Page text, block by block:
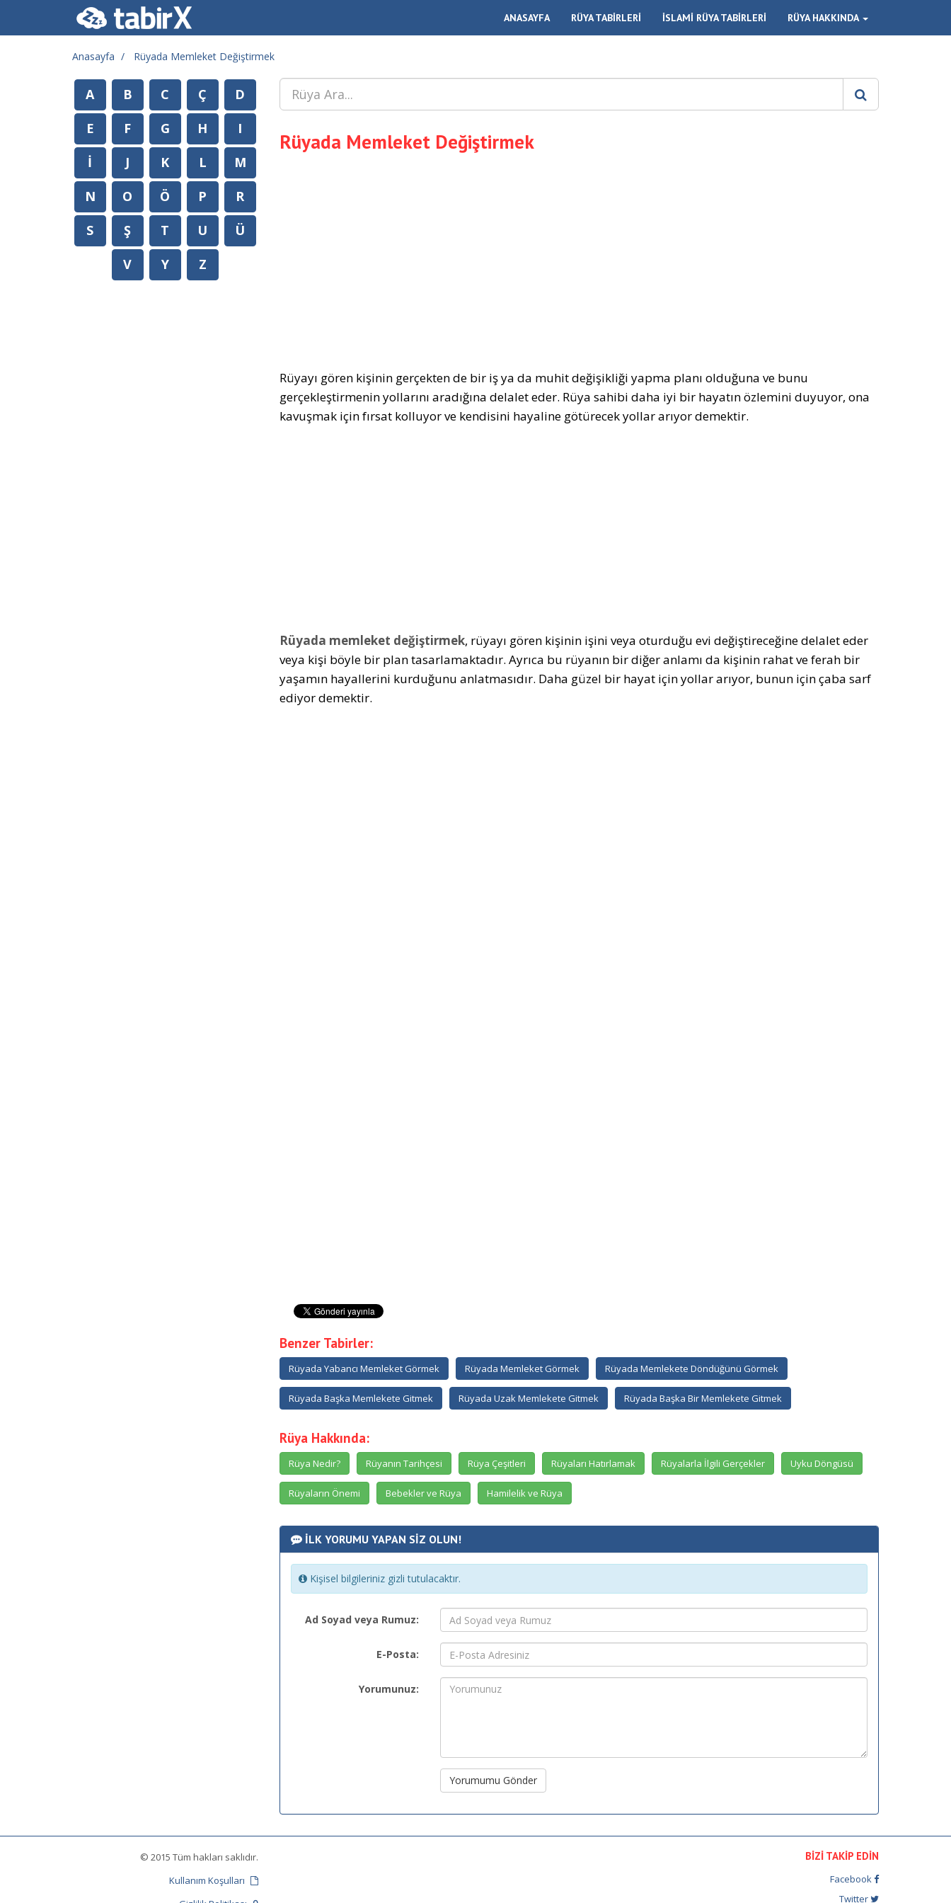
ANASAYFA RÜYA TABİRLERİ İSLAMİ RÜYA TABİRLERİ RÜYA HAKKINDA
Anasayfa Rüyada Memleket Değiştirmek
Rüyada Memleket Değiştirmek
Rüyayı gören kişinin gerçekten de bir iş ya da muhit değişikliği yapma planı olduğuna ve bunu
gerçekleştirmenin yollarını aradığına delalet eder. Rüya sahibi daha iyi bir hayatın özlemini duyuyor, ona
kavuşmak için fırsat kolluyor ve kendisini hayaline götürecek yollar arıyor demektir.
Rüyada memleket değiştirmek, rüyayı gören kişinin işini veya oturduğu evi değiştireceğine delalet eder
veya kişi böyle bir plan tasarlamaktadır. Ayrıca bu rüyanın bir diğer anlamı da kişinin rahat ve ferah bir
yaşamın hayallerini kurduğunu anlatmasıdır. Daha güzel bir hayat için yollar arıyor, bunun için çaba sarf
ediyor demektir.
Benzer Tabirler:
Rüyada Yabancı Memleket Görmek Rüyada Memleket Görmek Rüyada Memlekete Döndüğünü Görmek
Rüyada Başka Memlekete Gitmek Rüyada Uzak Memlekete Gitmek Rüyada Başka Bir Memlekete Gitmek
Rüya Hakkında:
Rüya Nedir? Rüyanın Tarihçesi Rüya Çeşitleri Rüyaları Hatırlamak Rüyalarla İlgili Gerçekler Uyku Döngüsü
Rüyaların Önemi Bebekler ve Rüya Hamilelik ve Rüya
İLK YORUMU YAPAN SİZ OLUN!
Kişisel bilgileriniz gizli tutulacaktır.
Ad Soyad veya Rumuz:
E-Posta:
Yorumunuz:
Yorumumu Gönder
A B C Ç
D
E
F G H
I
İ
J K L
M
N
O Ö P
R
S
Ş T U
Ü
V
Y Z
© 2015 Tüm hakları saklıdır.
Kullanım Koşulları
BİZİ TAKİP EDİN
Facebook
Twitter